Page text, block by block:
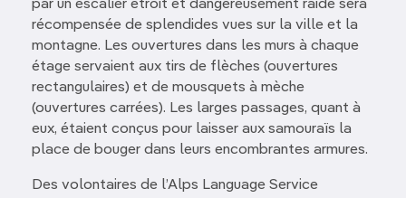
par un escalier étroit et dangereusement raide sera
récompensée de splendides vues sur la ville et la
montagne. Les ouvertures dans les murs à chaque
étage servaient aux tirs de flèches (ouvertures
rectangulaires) et de mousquets à mèche
(ouvertures carrées). Les larges passages, quant à
eux, étaient conçus pour laisser aux samouraïs la
place de bouger dans leurs encombrantes armures.
Des volontaires de l’Alps Language Service